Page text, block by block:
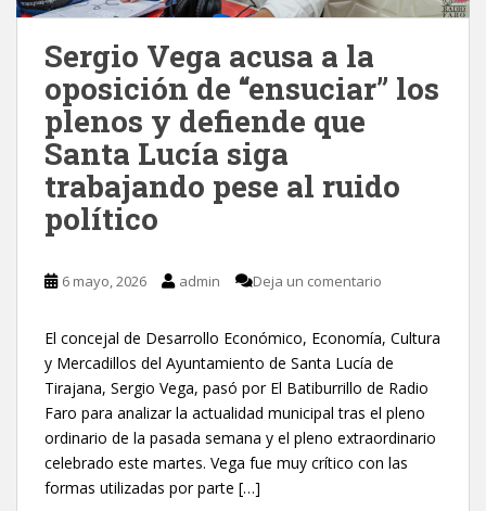
Sergio Vega acusa a la
oposición de “ensuciar” los
plenos y defiende que
Santa Lucía siga
trabajando pese al ruido
político
6 mayo, 2026 admin Deja un comentario
El concejal de Desarrollo Económico, Economía, Cultura
y Mercadillos del Ayuntamiento de Santa Lucía de
Tirajana, Sergio Vega, pasó por El Batiburrillo de Radio
Faro para analizar la actualidad municipal tras el pleno
ordinario de la pasada semana y el pleno extraordinario
celebrado este martes. Vega fue muy crítico con las
formas utilizadas por parte […]